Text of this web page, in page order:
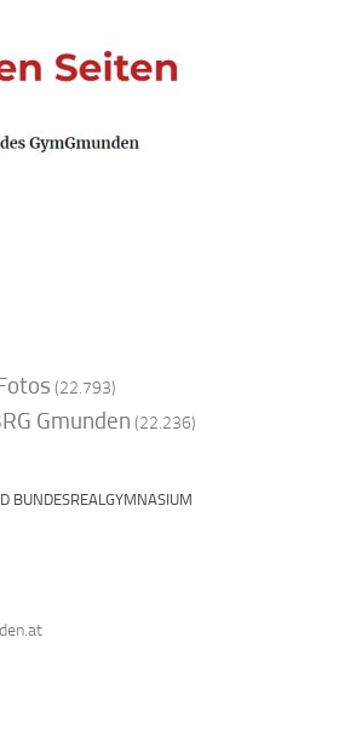
(22.793)
Gmunden (22.236)
BUNDESREALGYMNASIUM